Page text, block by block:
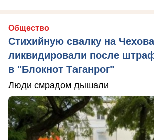
Общество
Стихийную свалку на Чехова
ликвидировали после
в "Блокнот Таганрог"
Люди смрадом дышали